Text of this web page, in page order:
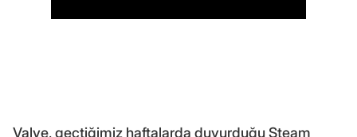
Valve, geçtiğimiz haftalarda duyurduğu Steam